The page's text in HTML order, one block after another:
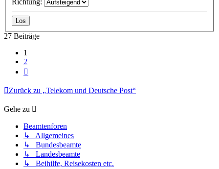
Richtung:
27 Beiträge
1
2
Zurück zu „Telekom und Deutsche Post“
Gehe zu
Beamtenforen
↳ Allgemeines
↳ Bundesbeamte
↳ Landesbeamte
↳ Beihilfe, Reisekosten etc.